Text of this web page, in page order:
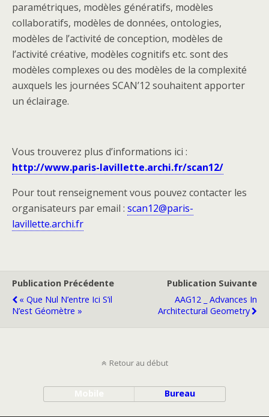
paramétriques, modèles génératifs, modèles
collaboratifs, modèles de données, ontologies,
modèles de l’activité de conception, modèles de
l’activité créative, modèles cognitifs etc. sont des
modèles complexes ou des modèles de la complexité
auxquels les journées SCAN’12 souhaitent apporter
un éclairage.
Vous trouverez plus d’informations ici :
http://www.paris-lavillette.archi.fr/scan12/
Pour tout renseignement vous pouvez contacter les
organisateurs par email : scan12@paris-
lavillette.archi.fr
Publication Précédente
« Que Nul N’entre Ici S’il
N’est Géomètre »
Publication Suivante
AAG12 _ Advances In
Architectural Geometry
Retour au début
Bureau